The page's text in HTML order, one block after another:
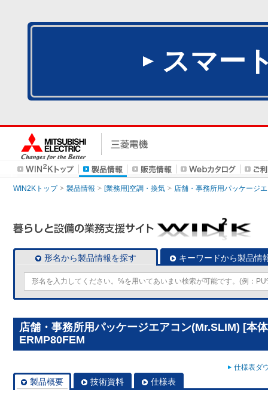
スマー
WIN2Kトップ 製品情報 [業務用]空調・換気 店舗・事務所用パッケージ
形名から製品情報を探す キーワードから製品情
店舗・事務所用パッケージエアコン(Mr.SLIM) [本
ERMP80FEM
仕様表ダ
製品概要 技術資料 仕様表